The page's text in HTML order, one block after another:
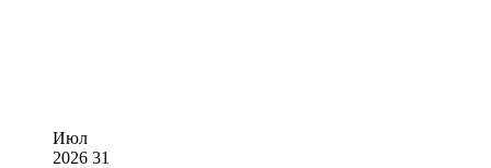
Июл
2026 31